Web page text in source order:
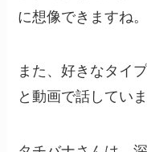
に想像できますね。
また、好きなタイ
と動画で話していま